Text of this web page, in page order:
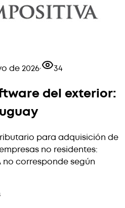
de 2026· 34
del exterior:
para adquisición de
no residentes:
no corresponde según